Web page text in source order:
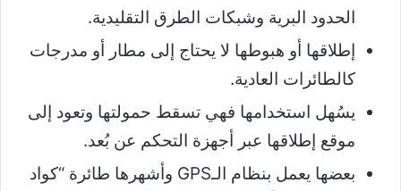
الحدود البرية وشبكات الطرق التقليدية.
إطلاقها أو هبوطها لا يحتاج إلى مطار أو مدرجات
كالطائرات العادية.
يسُهل استخدامها فهي تسقط حمولتها وتعود إلى
موقع إطلاقها عبر أجهزة التحكم عن بُعد.
بعضها يعمل بنظام الـGPS وأشهرها طائرة “كواد